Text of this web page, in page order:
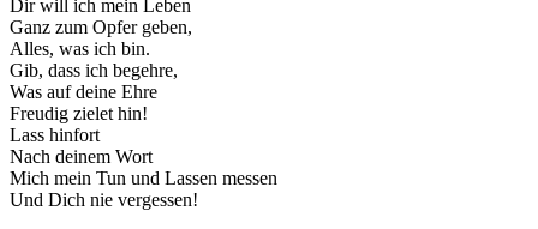
Dir will ich mein Leben
Ganz zum Opfer geben,
Alles, was ich bin.
Gib, dass ich begehre,
Was auf deine Ehre
Freudig zielet hin!
Lass hinfort
Nach deinem Wort
Mich mein Tun und Lassen messen
Und Dich nie vergessen!